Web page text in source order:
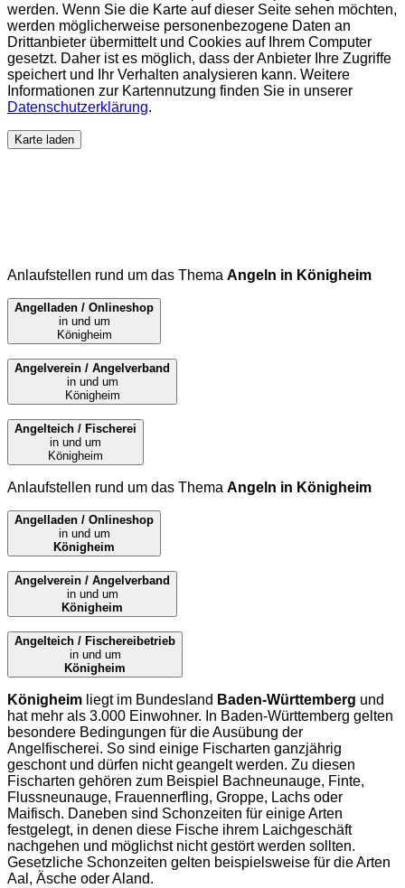
werden. Wenn Sie die Karte auf dieser Seite sehen möchten,
werden möglicherweise personenbezogene Daten an
Drittanbieter übermittelt und Cookies auf Ihrem Computer
gesetzt. Daher ist es möglich, dass der Anbieter Ihre Zugriffe
speichert und Ihr Verhalten analysieren kann. Weitere
Informationen zur Kartennutzung finden Sie in unserer
Datenschutzerklärung.
Karte laden
Anlaufstellen rund um das Thema Angeln in Königheim
Angelladen / Onlineshop
in und um
Königheim
Angelverein / Angelverband
in und um
Königheim
Angelteich / Fischerei
in und um
Königheim
Anlaufstellen rund um das Thema Angeln in Königheim
Angelladen / Onlineshop
in und um
Königheim
Angelverein / Angelverband
in und um
Königheim
Angelteich / Fischereibetrieb
in und um
Königheim
Königheim liegt im Bundesland Baden-Württemberg und
hat mehr als 3.000 Einwohner. In Baden-Württemberg gelten
besondere Bedingungen für die Ausübung der
Angelfischerei. So sind einige Fischarten ganzjährig
geschont und dürfen nicht geangelt werden. Zu diesen
Fischarten gehören zum Beispiel Bachneunauge, Finte,
Flussneunauge, Frauennerfling, Groppe, Lachs oder
Maifisch. Daneben sind Schonzeiten für einige Arten
festgelegt, in denen diese Fische ihrem Laichgeschäft
nachgehen und möglichst nicht gestört werden sollten.
Gesetzliche Schonzeiten gelten beispielsweise für die Arten
Aal, Äsche oder Aland.